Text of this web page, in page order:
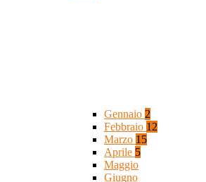
Gennaio 2
Febbraio 12
Marzo 15
Aprile 5
Maggio
Giugno